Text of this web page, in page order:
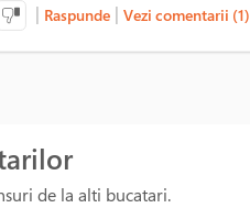
| Raspunde |Vezi comentarii (1)
de la alti bucatari.